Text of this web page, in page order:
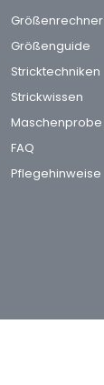
Größenrechner
Größenguide
Stricktechniken
Strickwissen
Maschenprobe
FAQ
Pflegehinweise